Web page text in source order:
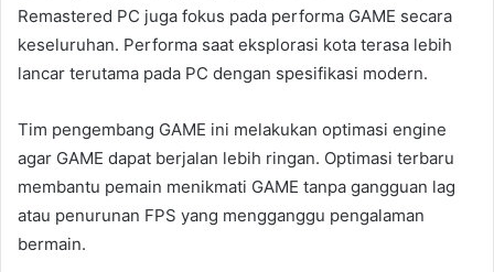
Remastered PC juga fokus pada performa GAME secara
keseluruhan. Performa saat eksplorasi kota terasa lebih
lancar terutama pada PC dengan spesifikasi modern.
Tim pengembang GAME ini melakukan optimasi engine
agar GAME dapat berjalan lebih ringan. Optimasi terbaru
membantu pemain menikmati GAME tanpa gangguan lag
atau penurunan FPS yang mengganggu pengalaman
bermain.